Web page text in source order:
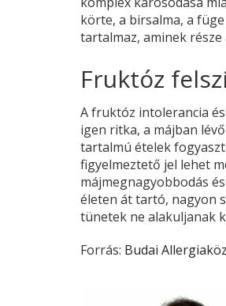
körte, a birsalma, a
tartalmaz, aminek
Fruktóz
A fruktóz intolerancia
igen ritka, a májban
tartalmú ételek
figyelmeztető jel lehet
májmegnagyobbodás
életen át tartó, nagyon
tünetek ne alakuljanak
Forrás: Budai